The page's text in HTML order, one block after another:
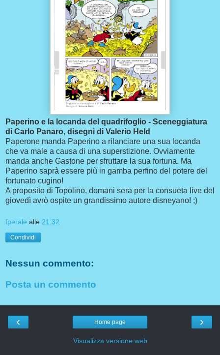
Paperino e la locanda del quadrifoglio - Sceneggiatura
di Carlo Panaro, disegni di Valerio Held
Paperone manda Paperino a rilanciare una sua locanda
che va male a causa di una superstizione. Ovviamente
manda anche Gastone per sfruttare la sua fortuna. Ma
Paperino saprà essere più in gamba perfino del potere del
fortunato cugino!
A proposito di Topolino, domani sera per la consueta live del
giovedì avrò ospite un grandissimo autore disneyano! ;)
fperale alle 21:32
Condividi
Nessun commento:
Posta un commento
‹ ›
Home page
Visualizza versione web